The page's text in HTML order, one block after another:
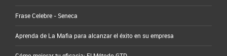
Frase Celebre - Seneca
Aprenda de La Mafia para alcanzar el éxito en su empresa